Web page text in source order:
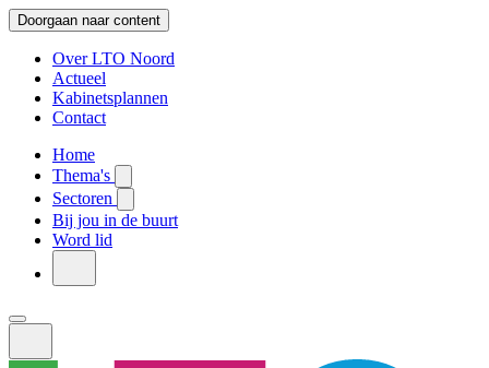
Doorgaan naar content
Over LTO Noord
Actueel
Kabinetsplannen
Contact
Home
Thema's
Sectoren
Bij jou in de buurt
Word lid